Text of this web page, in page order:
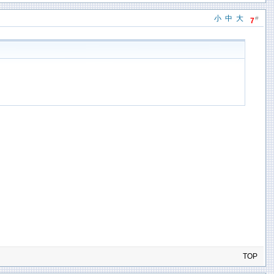
7#
大
中
小
TOP